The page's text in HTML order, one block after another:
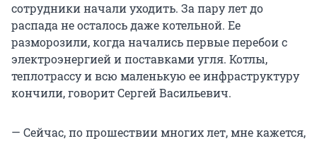
сотрудники начали уходить. За пару лет до
распада не осталось даже котельной. Ее
разморозили, когда начались первые перебои с
электроэнергией и поставками угля. Котлы,
теплотрассу и всю маленькую ее инфраструктуру
кончили, говорит Сергей Васильевич.
— Сейчас, по прошествии многих лет, мне кажется,